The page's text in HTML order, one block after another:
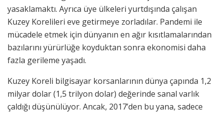
yasaklamaktı. Ayrıca üye ülkeleri yurtdışında çalışan
Kuzey Korelileri eve getirmeye zorladılar. Pandemi ile
mücadele etmek için dünyanın en ağır kısıtlamalarından
bazılarını yürürlüğe koyduktan sonra ekonomisi daha
fazla gerileme yaşadı.
Kuzey Koreli bilgisayar korsanlarının dünya çapında 1,2
milyar dolar (1,5 trilyon dolar) değerinde sanal varlık
çaldığı düşünülüyor. Ancak, 2017’den bu yana, sadece